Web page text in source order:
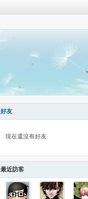
好友
現在還沒有好友
最近訪客